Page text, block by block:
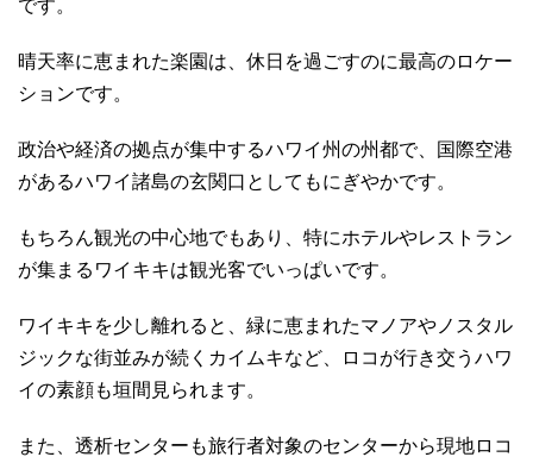
です。
晴天率に恵まれた楽園は、休日を過ごすのに最高のロケー
ションです。
政治や経済の拠点が集中するハワイ州の州都で、国際空港
があるハワイ諸島の玄関口としてもにぎやかです。
もちろん観光の中心地でもあり、特にホテルやレストラン
が集まるワイキキは観光客でいっぱいです。
ワイキキを少し離れると、緑に恵まれたマノアやノスタル
ジックな街並みが続くカイムキなど、ロコが行き交うハワ
イの素顔も垣間見られます。
また、透析センターも旅行者対象のセンターから現地ロコ